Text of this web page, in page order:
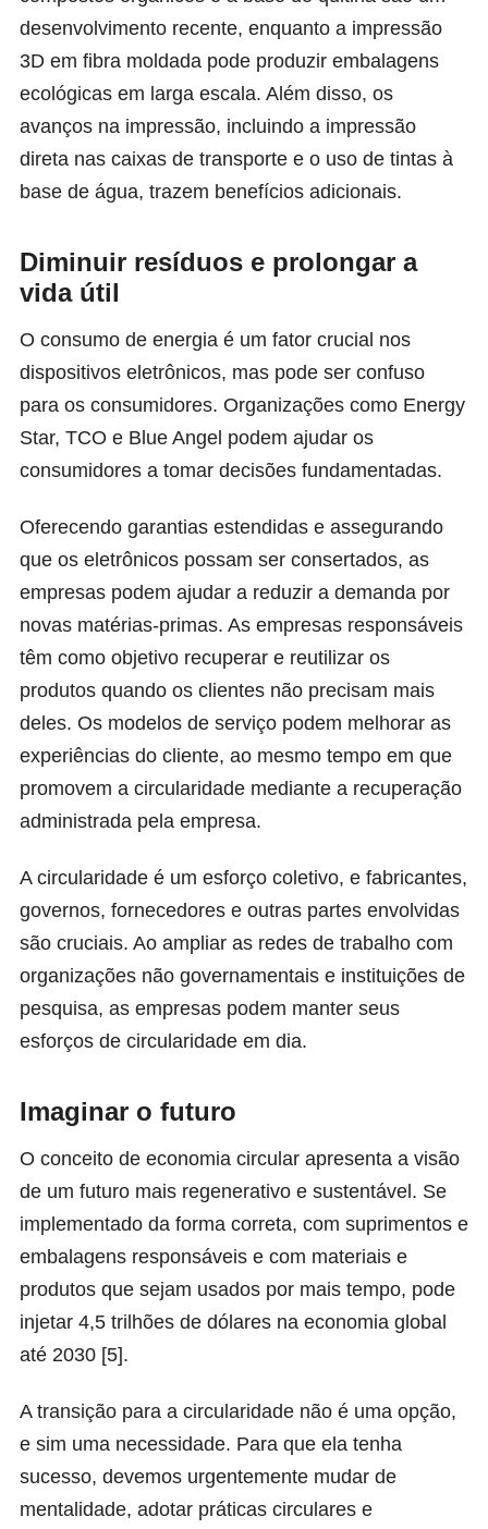
desenvolvimento recente, enquanto a impressão
3D em fibra moldada pode produzir embalagens
ecológicas em larga escala. Além disso, os
avanços na impressão, incluindo a impressão
direta nas caixas de transporte e o uso de tintas à
base de água, trazem benefícios adicionais.
Diminuir resíduos e prolongar a
vida útil
O consumo de energia é um fator crucial nos
dispositivos eletrônicos, mas pode ser confuso
para os consumidores. Organizações como Energy
Star, TCO e Blue Angel podem ajudar os
consumidores a tomar decisões fundamentadas.
Oferecendo garantias estendidas e assegurando
que os eletrônicos possam ser consertados, as
empresas podem ajudar a reduzir a demanda por
novas matérias-primas. As empresas responsáveis
têm como objetivo recuperar e reutilizar os
produtos quando os clientes não precisam mais
deles. Os modelos de serviço podem melhorar as
experiências do cliente, ao mesmo tempo em que
promovem a circularidade mediante a recuperação
administrada pela empresa.
A circularidade é um esforço coletivo, e fabricantes,
governos, fornecedores e outras partes envolvidas
são cruciais. Ao ampliar as redes de trabalho com
organizações não governamentais e instituições de
pesquisa, as empresas podem manter seus
esforços de circularidade em dia.
Imaginar o futuro
O conceito de economia circular apresenta a visão
de um futuro mais regenerativo e sustentável. Se
implementado da forma correta, com suprimentos e
embalagens responsáveis e com materiais e
produtos que sejam usados por mais tempo, pode
injetar 4,5 trilhões de dólares na economia global
até 2030 [5].
A transição para a circularidade não é uma opção,
e sim uma necessidade. Para que ela tenha
sucesso, devemos urgentemente mudar de
mentalidade, adotar práticas circulares e